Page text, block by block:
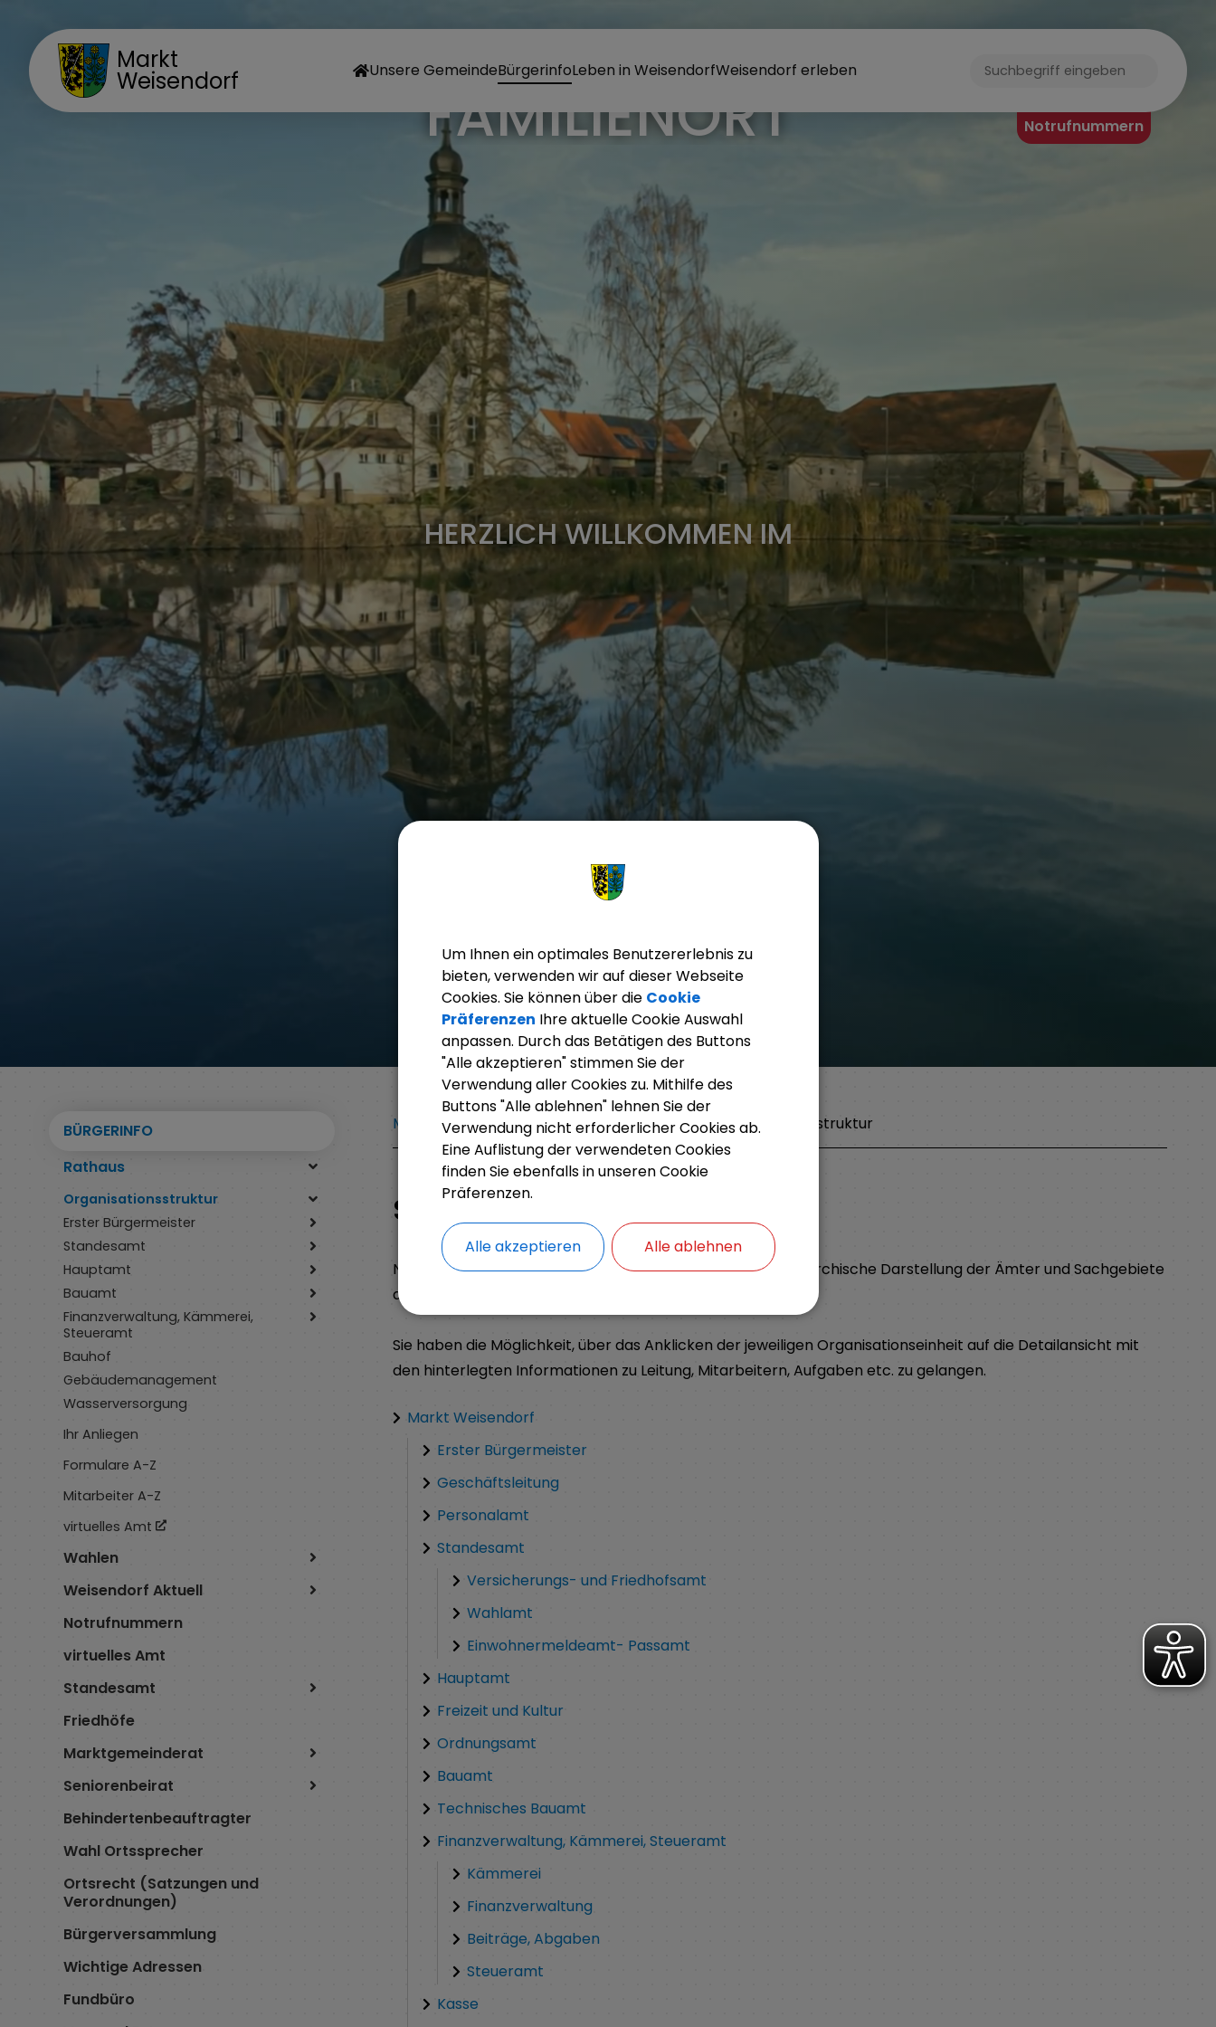
Markt
Weisendorf Unsere GemeindeBürgerinfoLeben in WeisendorfWeisendorf erleben
HERZLICH WILLKOMMEN IM
MARKT WEISENDORF Notrufnummern
BÜRGERINFO
Rathaus
Organisationsstruktur
Erster Bürgermeister
Standesamt
Hauptamt
Bauamt
Finanzverwaltung, Kämmerei,
Steueramt
Bauhof
Gebäudemanagement
Wasserversorgung
Ihr Anliegen
Formulare A-Z
Mitarbeiter A-Z
virtuelles Amt
Wahlen
Weisendorf Aktuell
Notrufnummern
virtuelles Amt
Standesamt
Friedhöfe
Marktgemeinderat
Seniorenbeirat
Behindertenbeauftragter
Wahl Ortssprecher
Ortsrecht (Satzungen und
Verordnungen)
Bürgerversammlung
Wichtige Adressen
Fundbüro
Markt Weisendorf Bürgerinfo Rathaus Organisationsstruktur
Sachgebiete
Nachfolgend finden Sie eine Auflistung und gleichzeitig hierarchische Darstellung der Ämter und Sachgebiete
der Verwaltung.
Sie haben die Möglichkeit, über das Anklicken der jeweiligen Organisationseinheit auf die Detailansicht mit
den hinterlegten Informationen zu Leitung, Mitarbeitern, Aufgaben etc. zu gelangen.
Markt Weisendorf
Erster Bürgermeister
Geschäftsleitung
Personalamt
Standesamt
Versicherungs- und Friedhofsamt
Wahlamt
Einwohnermeldeamt- Passamt
Hauptamt
Freizeit und Kultur
Ordnungsamt
Bauamt
Technisches Bauamt
Finanzverwaltung, Kämmerei, Steueramt
Kämmerei
Finanzverwaltung
Beiträge, Abgaben
Steueramt
Kasse
Um Ihnen ein optimales Benutzererlebnis zu
bieten, verwenden wir auf dieser Webseite
Cookies. Sie können über die Cookie
Präferenzen Ihre aktuelle Cookie Auswahl
anpassen. Durch das Betätigen des Buttons
"Alle akzeptieren" stimmen Sie der
Verwendung aller Cookies zu. Mithilfe des
Buttons "Alle ablehnen" lehnen Sie der
Verwendung nicht erforderlicher Cookies ab.
Eine Auflistung der verwendeten Cookies
finden Sie ebenfalls in unseren Cookie
Präferenzen.
Alle akzeptieren Alle ablehnen